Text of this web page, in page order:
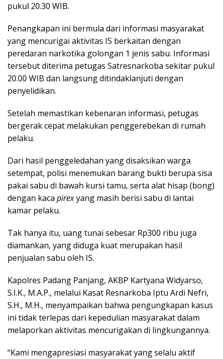
pukul 20.30 WIB.
Penangkapan ini bermula dari informasi masyarakat
yang mencurigai aktivitas IS berkaitan dengan
peredaran narkotika golongan 1 jenis sabu. Informasi
tersebut diterima petugas Satresnarkoba sekitar pukul
20.00 WIB dan langsung ditindaklanjuti dengan
penyelidikan.
Setelah memastikan kebenaran informasi, petugas
bergerak cepat melakukan penggerebekan di rumah
pelaku.
Dari hasil penggeledahan yang disaksikan warga
setempat, polisi menemukan barang bukti berupa sisa
pakai sabu di bawah kursi tamu, serta alat hisap (bong)
dengan kaca pirexyang masih berisi sabu di lantai
kamar pelaku.
Tak hanya itu, uang tunai sebesar Rp300 ribu juga
diamankan, yang diduga kuat merupakan hasil
penjualan sabu oleh IS.
Kapolres Padang Panjang, AKBP Kartyana Widyarso,
S.I.K., M.A.P., melalui Kasat Resnarkoba Iptu Ardi Nefri,
S.H., M.H., menyampaikan bahwa pengungkapan kasus
ini tidak terlepas dari kepedulian masyarakat dalam
melaporkan aktivitas mencurigakan di lingkungannya.
“Kami mengapresiasi masyarakat yang selalu aktif